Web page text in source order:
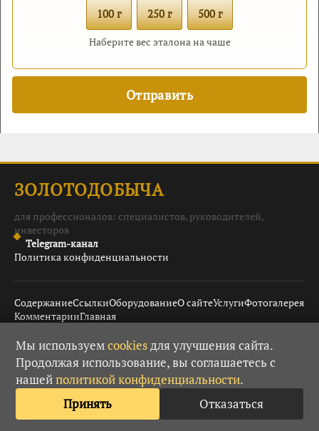
100 г 250 г 500 г
Наберите вес эталона на чаше
ЗОЛОТОДОБЫЧА
для профессионалов: специалистов, руководителей,
инвесторов
Telegram-канал
Политика конфиденциальности
СодержаниеСсылкиОборудованиеО сайтеУслугиФотогалерея
КомментарииГлавная
© 2008–2026 Золотодобыча · 18+ · При использовании
материалов гиперссылка обязательна.
Мы используемcookiesдля улучшения сайта.
Продолжая использование, вы соглашаетесь с
нашейполитикой конфиденциальности.
Принять
Отказаться